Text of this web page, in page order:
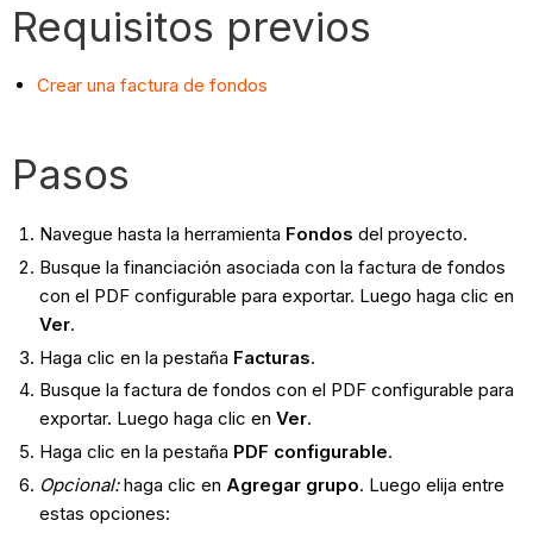
Requisitos previos
Crear una factura de fondos
Pasos
Navegue hasta la herramienta Fondos del proyecto.
Busque la financiación asociada con la factura de fondos
con el PDF configurable para exportar. Luego haga clic en
Ver.
Haga clic en la pestaña Facturas.
Busque la factura de fondos con el PDF configurable para
exportar. Luego haga clic en Ver.
Haga clic en la pestaña PDF configurable.
Opcional:haga clic en Agregar grupo. Luego elija entre
estas opciones: